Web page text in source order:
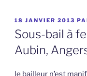
PUBLIÉ
LE
18 JANVIER 2013
Sous-bail à
Aubin,
le bailleur n’est